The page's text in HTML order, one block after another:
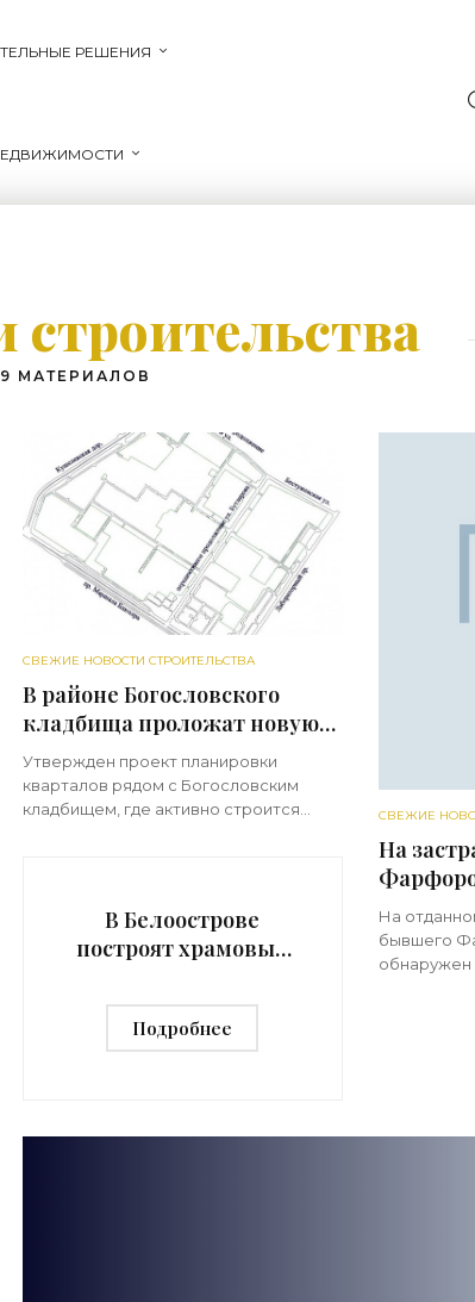
РЕШЕНИЯ
МАТЕРИАЛОВ
СВЕЖИЕ НОВОСТИ СТРОИТЕЛЬСТВА
В районе Богословского
кладбища проложат новую
улицу - «Свежие новости
строительства»
Утвержден проект планировки
кварталов рядом с Богословским
кладбищем, где активно строится
СВЕЖИЕ
На
нашли
На
бывшего
обнаружен
В Белоострове
построят храмовый
берегу Сестры -
«Свежие новости
Подробнее